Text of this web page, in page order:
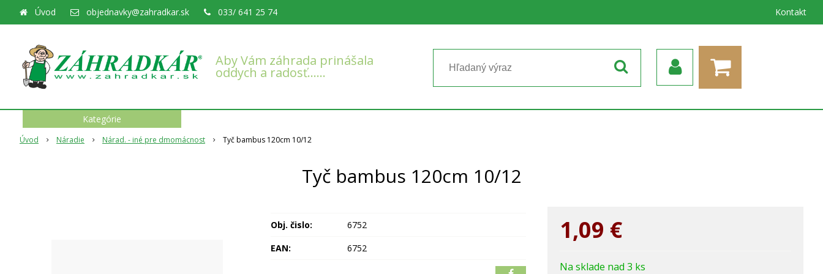
Aby Vám záhrada prinášala
oddych a radosť……
Úvod objednavky@zahradkar.sk 033/ 641 25 74 Kontakt
Úvod Náradie Nárad. - iné pre dmomácnost Tyč bambus 120cm 10/12
Tyč bambus 120cm 10/12
1,09 €
Na sklade nad 3 ks
Obj. čislo:
6752
EAN:
6752
Kategórie